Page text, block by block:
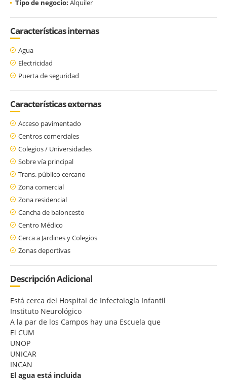
Tipo de negocio: Alquiler
Características internas
Agua
Electricidad
Puerta de seguridad
Características externas
Acceso pavimentado
Centros comerciales
Colegios / Universidades
Sobre vía principal
Trans. público cercano
Zona comercial
Zona residencial
Cancha de baloncesto
Centro Médico
Cerca a Jardines y Colegios
Zonas deportivas
Descripción Adicional
Está cerca del Hospital de Infectología Infantil
Instituto Neurológico
A la par de los Campos hay una Escuela que
El CUM
UNOP
UNICAR
INCAN
El agua está incluida